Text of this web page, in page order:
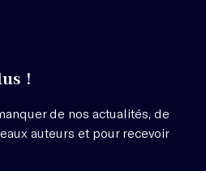
!
de nos actualités, de
auteurs et pour recevoir